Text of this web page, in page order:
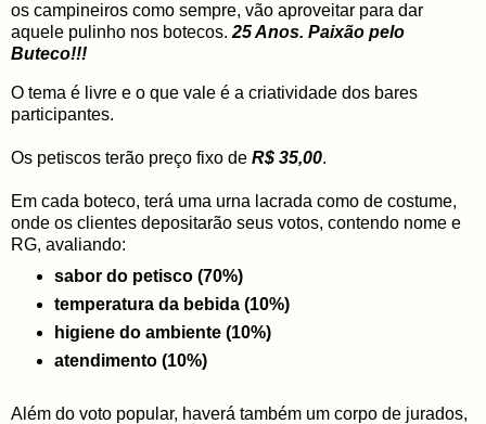
os campineiros como sempre, vão aproveitar para dar
aquele pulinho nos botecos. 25 Anos. Paixão pelo
Buteco!!!
O tema é livre e o que vale é a criatividade dos bares
participantes.
Os petiscos terão preço fixo de R$ 35,00.
Em cada boteco, terá uma urna lacrada como de costume,
onde os clientes depositarão seus votos, contendo nome e
RG, avaliando:
sabor do petisco (70%)
temperatura da bebida (10%)
higiene do ambiente (10%)
atendimento (10%)
Além do voto popular, haverá também um corpo de jurados,